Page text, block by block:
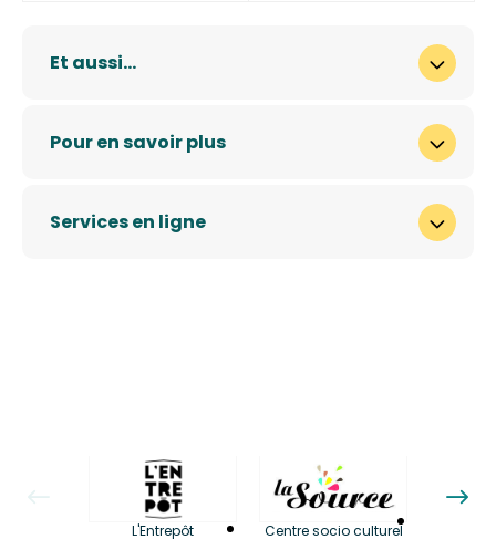
Et aussi…
Pour en savoir plus
Services en ligne
L'Entrepôt Centre socio culturel